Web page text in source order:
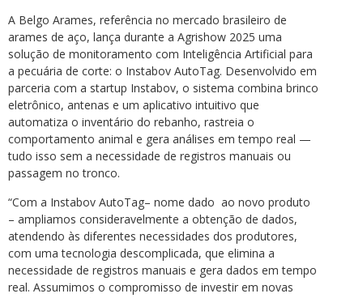
A Belgo Arames, referência no mercado brasileiro de
arames de aço, lança durante a Agrishow 2025 uma
solução de monitoramento com Inteligência Artificial para
a pecuária de corte: o Instabov AutoTag. Desenvolvido em
parceria com a startup Instabov, o sistema combina brinco
eletrônico, antenas e um aplicativo intuitivo que
automatiza o inventário do rebanho, rastreia o
comportamento animal e gera análises em tempo real —
tudo isso sem a necessidade de registros manuais ou
passagem no tronco.
“Com a Instabov AutoTag– nome dado ao novo produto
– ampliamos consideravelmente a obtenção de dados,
atendendo às diferentes necessidades dos produtores,
com uma tecnologia descomplicada, que elimina a
necessidade de registros manuais e gera dados em tempo
real. Assumimos o compromisso de investir em novas